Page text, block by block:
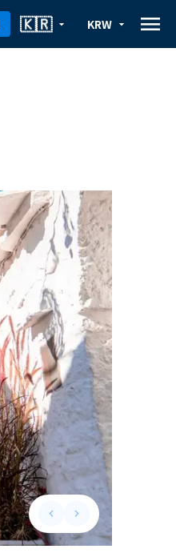
arrow_drop_down
🇰🇷 arrow_drop_down
KRW menu
keyboard_arrow_leftPrevious slide
keyboard_arrow_rightNext slide